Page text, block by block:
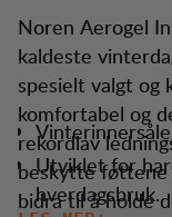
Noren Aerogel
kaldeste
spesielt valgt
komfortabel og
rekordlav
beskytte
bidra til å holde
Utviklet for
hverdagsbruk.